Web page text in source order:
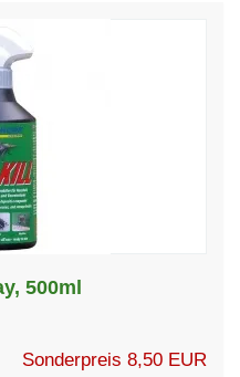
500ml
Sonderpreis 8,50 EUR